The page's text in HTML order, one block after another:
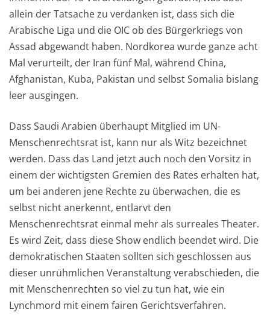
allein der Tatsache zu verdanken ist, dass sich die
Arabische Liga und die OIC ob des Bürgerkriegs von
Assad abgewandt haben. Nordkorea wurde ganze acht
Mal verurteilt, der Iran fünf Mal, während China,
Afghanistan, Kuba, Pakistan und selbst Somalia bislang
leer ausgingen.
Dass Saudi Arabien überhaupt Mitglied im UN-
Menschenrechtsrat ist, kann nur als Witz bezeichnet
werden. Dass das Land jetzt auch noch den Vorsitz in
einem der wichtigsten Gremien des Rates erhalten hat,
um bei anderen jene Rechte zu überwachen, die es
selbst nicht anerkennt, entlarvt den
Menschenrechtsrat einmal mehr als surreales Theater.
Es wird Zeit, dass diese Show endlich beendet wird. Die
demokratischen Staaten sollten sich geschlossen aus
dieser unrühmlichen Veranstaltung verabschieden, die
mit Menschenrechten so viel zu tun hat, wie ein
Lynchmord mit einem fairen Gerichtsverfahren.